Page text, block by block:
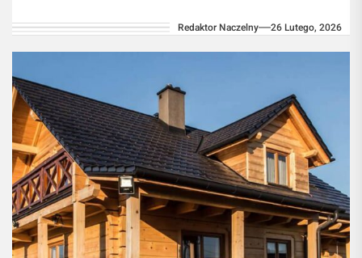
przed trudnym wyzwaniem. Flota...
Redaktor Naczelny 26 Lutego, 2026